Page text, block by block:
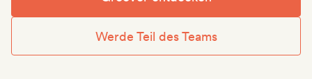
Werde Teil des Teams